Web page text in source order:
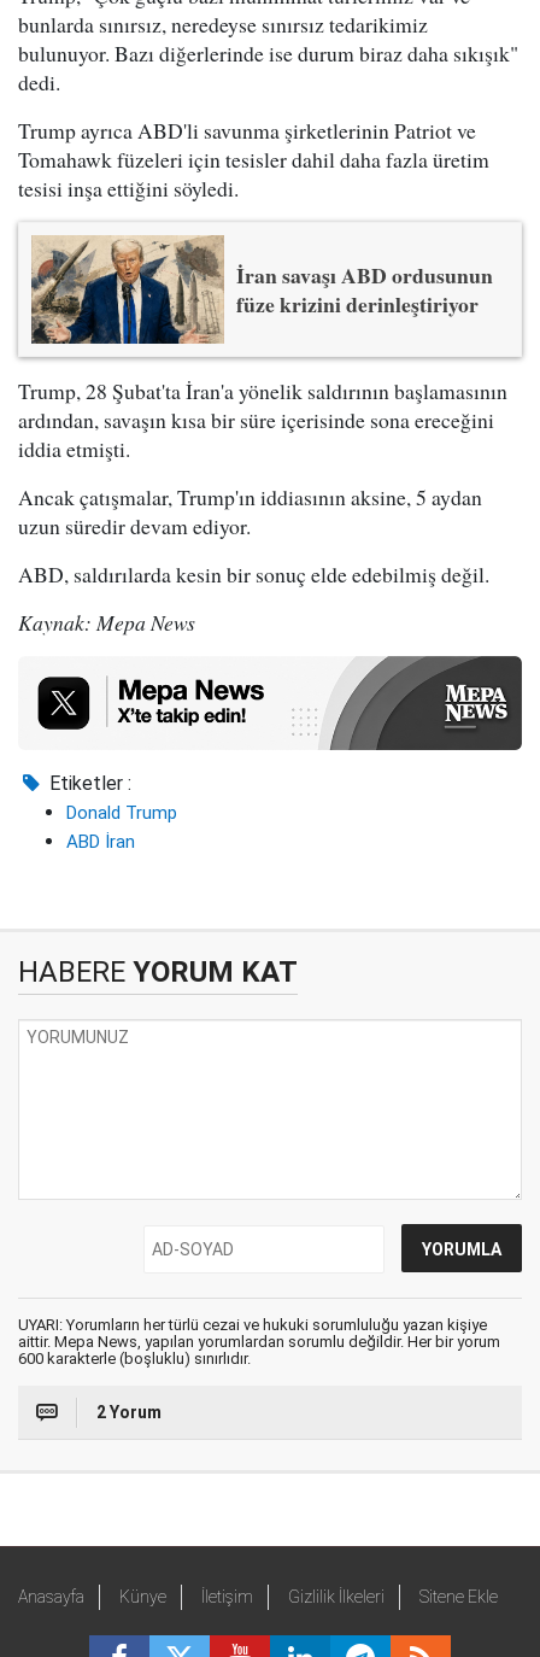
bunlarda sınırsız, neredeyse sınırsız tedarikimiz
bulunuyor. Bazı diğerlerinde ise durum biraz daha sıkışık"
dedi.
Trump ayrıca ABD'li savunma şirketlerinin Patriot ve
Tomahawk füzeleri için tesisler dahil daha fazla üretim
tesisi inşa ettiğini söyledi.
İran savaşı ABD ordusunun
füze krizini derinleştiriyor
Trump, 28 Şubat'ta İran'a yönelik saldırının başlamasının
ardından, savaşın kısa bir süre içerisinde sona ereceğini
iddia etmişti.
Ancak çatışmalar, Trump'ın iddiasının aksine, 5 aydan
uzun süredir devam ediyor.
ABD, saldırılarda kesin bir sonuç elde edebilmiş değil.
Kaynak: Mepa News
Etiketler :
Donald Trump
ABD İran
HABERE YORUM KAT
UYARI: Yorumların her türlü cezai ve hukuki sorumluluğu yazan kişiye
aittir. Mepa News, yapılan yorumlardan sorumlu değildir. Her bir yorum
600 karakterle (boşluklu) sınırlıdır.
2 Yorum
Anasayfa Künye İletişim Gizlilik İlkeleri Sitene Ekle